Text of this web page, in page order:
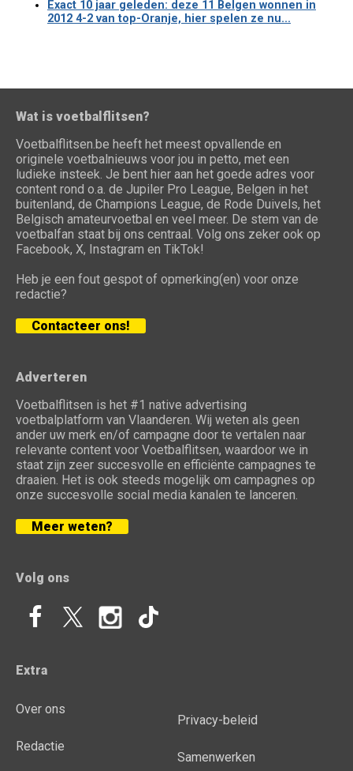
Exact 10 jaar geleden: deze 11 Belgen wonnen in
2012 4-2 van top-Oranje, hier spelen ze nu...
Wat is voetbalflitsen?
Voetbalflitsen.be heeft het meest opvallende en
originele voetbalnieuws voor jou in petto, met een
ludieke insteek. Je bent hier aan het goede adres voor
content rond o.a. de Jupiler Pro League, Belgen in het
buitenland, de Champions League, de Rode Duivels, het
Belgisch amateurvoetbal en veel meer. De stem van de
voetbalfan staat bij ons centraal. Volg ons zeker ook op
Facebook, X, Instagram en TikTok!
Heb je een fout gespot of opmerking(en) voor onze
redactie?
Contacteer ons!
Adverteren
Voetbalflitsen is het #1 native advertising
voetbalplatform van Vlaanderen. Wij weten als geen
ander uw merk en/of campagne door te vertalen naar
relevante content voor Voetbalflitsen, waardoor we in
staat zijn zeer succesvolle en efficiënte campagnes te
draaien. Het is ook steeds mogelijk om campagnes op
onze succesvolle social media kanalen te lanceren.
Meer weten?
Volg ons
Extra
Over ons
Redactie
Privacy-beleid
Samenwerken